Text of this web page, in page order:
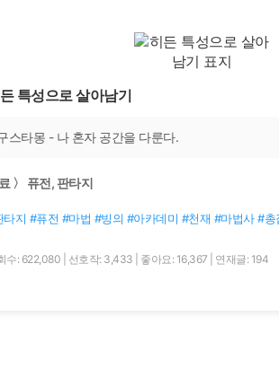
특성으로 살아남기
스타몽 - 나 혼자 공간을 다룬다.
〉 퓨전, 판타지
타지 #퓨전 #마법 #빙의 #아카데미 #천재 #마법사 #
수: 622,080 선호작: 3,433 좋아요: 16,367 연재글: 194